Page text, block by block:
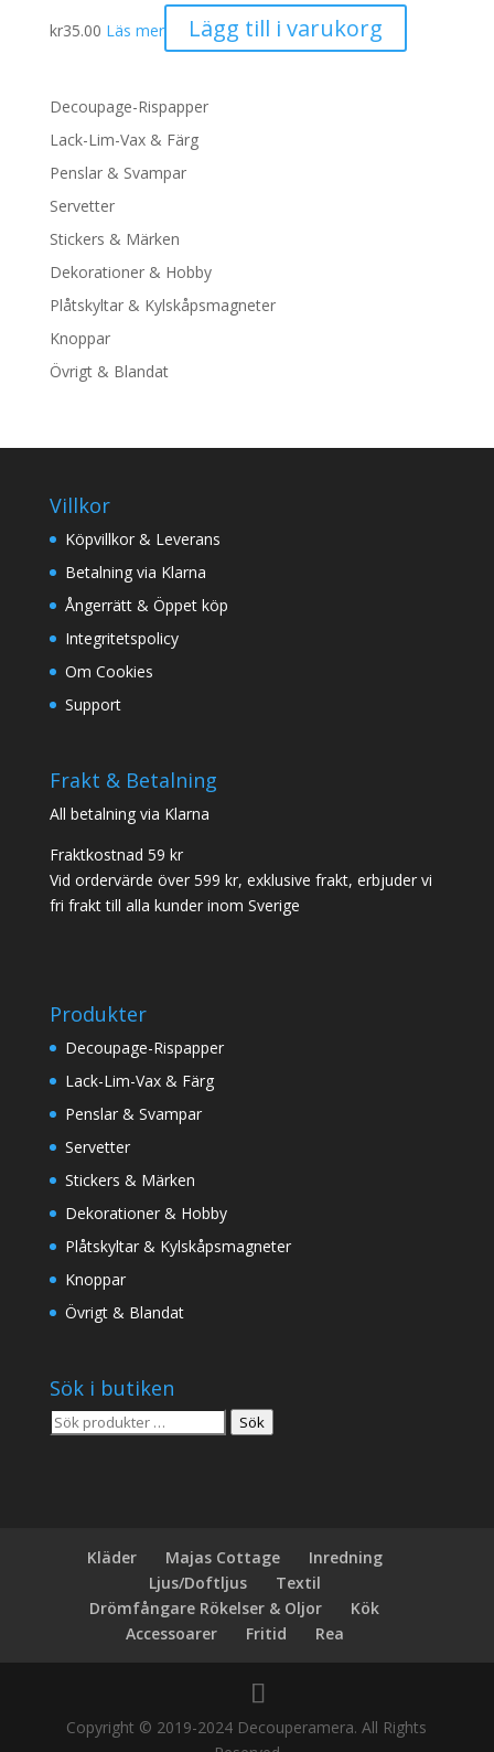
kr35.00 Läs mer Lägg till i varukorg
Decoupage-Rispapper
Lack-Lim-Vax & Färg
Penslar & Svampar
Servetter
Stickers & Märken
Dekorationer & Hobby
Plåtskyltar & Kylskåpsmagneter
Knoppar
Övrigt & Blandat
Villkor
Köpvillkor & Leverans
Betalning via Klarna
Ångerrätt & Öppet köp
Integritetspolicy
Om Cookies
Support
Frakt & Betalning
All betalning via Klarna
Fraktkostnad 59 kr
Vid ordervärde över 599 kr, exklusive frakt, erbjuder vi
fri frakt till alla kunder inom Sverige
Produkter
Decoupage-Rispapper
Lack-Lim-Vax & Färg
Penslar & Svampar
Servetter
Stickers & Märken
Dekorationer & Hobby
Plåtskyltar & Kylskåpsmagneter
Knoppar
Övrigt & Blandat
Sök i butiken
Sök
Sök
Kläder Majas Cottage
Inredning
Ljus/Doftljus
Textil
Drömfångare Rökelser & Oljor
Kök
Accessoarer
Fritid Rea
Copyright © 2019-2024 Decouperamera. All Rights